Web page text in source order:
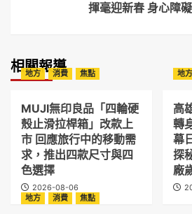
揮毫迎新春 身心障
相關報導
地方 消費 焦點
MUJI無印良品「四輪硬
殼止滑拉桿箱」改款上
市 回應旅行中的移動需
求，推出四款尺寸與四
色選擇
2026-08-06
地方
高
轉
幕
探
廠
地方
消費 焦點